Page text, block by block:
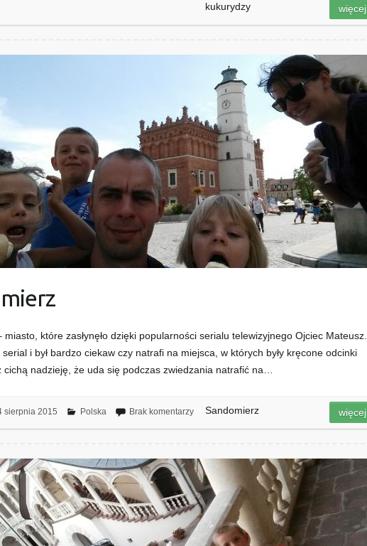
kukurydzy
więcej
miasto, które zasłynęło dzięki popularności serialu telewizyjnego Ojciec Mateusz.
i był bardzo ciekaw czy natrafi na miejsca, w których były kręcone odcinki
cichą nadzieję, że uda się podczas zwiedzania natrafić na…
sierpnia 2015 Polska Brak komentarzy Sandomierz więcej